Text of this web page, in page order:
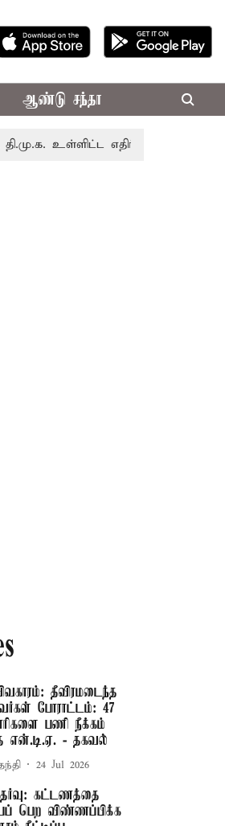
ஆண்டு சந்தா
எதிர்க்கட்சிகள் புறக்கணிப்பு
தீவிரமடைந்த
போராட்டம்: 47
பணி நீக்கம்
என்.டி.ஏ. - தகவல்
24 Jul 2026
கட்டணத்தை
பெற விண்ணப்பிக்க